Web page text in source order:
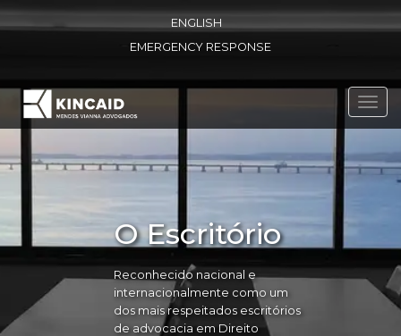
ENGLISH
EMERGENCY RESPONSE
O Escritório
Reconhecido nacional e
internacionalmente como um
dos mais respeitados escritórios
de advocacia em Direito